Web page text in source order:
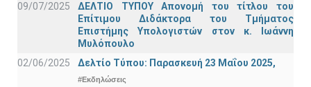
09/07/2025
ΔΕΛΤΙΟ ΤΥΠΟΥ Απονομή του τίτλου του
Επίτιμου Διδάκτορα του Τμήματος
Επιστήμης Υπολογιστών στον κ. Ιωάννη
Μυλόπουλο
02/06/2025
Δελτίο Τύπου: Παρασκευή 23 Μαΐου 2025,
#Εκδηλώσεις